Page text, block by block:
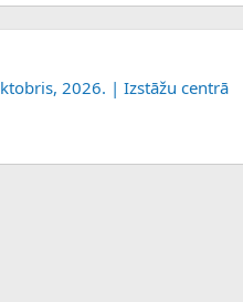
2026. | Izstāžu centrā